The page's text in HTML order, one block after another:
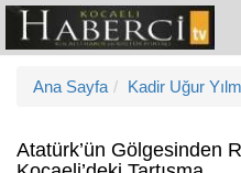
Ana Sayfa Kadir Uğur
Atatürk’ün Gölgesinden